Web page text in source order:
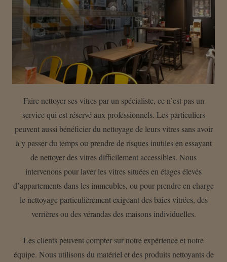
Faire nettoyer ses vitres par un spécialiste, ce n’est pas un
service qui est réservé aux professionnels. Les particuliers
peuvent aussi bénéficier du nettoyage de leurs vitres sans avoir
à y passer du temps ou prendre de risques inutiles en essayant
de nettoyer des vitres difficilement accessibles. Nous
intervenons pour laver les vitres situées en étages élevés
d’appartements dans les immeubles, ou pour prendre en charge
le nettoyage particulièrement exigeant des baies vitrées, des
verrières ou des vérandas des maisons individuelles.
Les clients peuvent compter sur notre expérience et notre
équipe. Nous utilisons du matériel et des produits nettoyants de